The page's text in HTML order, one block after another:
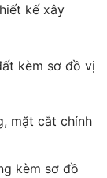
kế xây
kèm sơ đồ vị
mặt cắt chính
kèm sơ đồ